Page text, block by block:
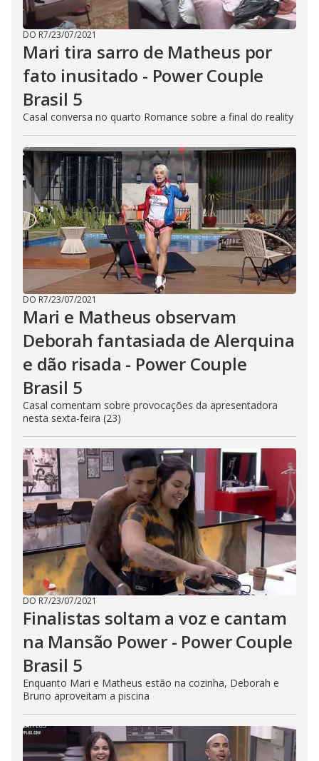
DO R7/23/07/2021
Mari tira sarro de Matheus por
fato inusitado - Power Couple
Brasil 5
Casal conversa no quarto Romance sobre a final do reality
DO R7/23/07/2021
Mari e Matheus observam
Deborah fantasiada de Alerquina
e dão risada - Power Couple
Brasil 5
Casal comentam sobre provocações da apresentadora
nesta sexta-feira (23)
DO R7/23/07/2021
Finalistas soltam a voz e cantam
na Mansão Power - Power Couple
Brasil 5
Enquanto Mari e Matheus estão na cozinha, Deborah e
Bruno aproveitam a piscina